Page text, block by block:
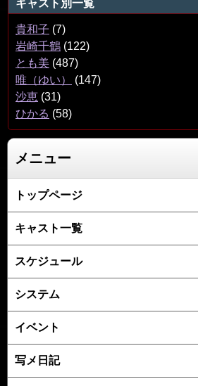
キャスト別一覧
貴和子 (7)
岩崎千鶴 (122)
とも美 (487)
唯（ゆい）
(147)
沙恵 (31)
ひかる (58)
メニュー
トップページ
キャスト一覧
スケジュール
システム
イベント
写メ日記